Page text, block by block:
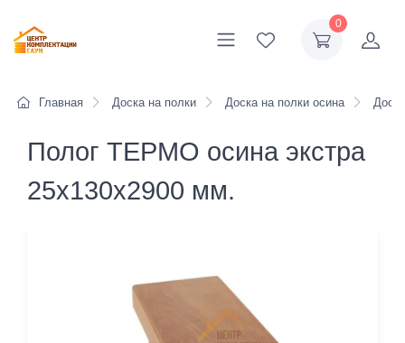
0
Главная Доска на полки Доска на полки осина
Полог ТЕРМО осина экстра
25х130х2900 мм.